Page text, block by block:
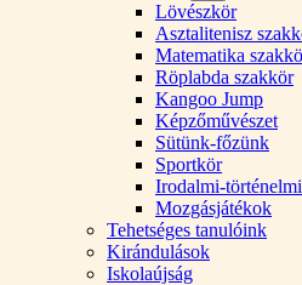
Lövészkör
Asztalitenisz
Matematika
Röplabda szakkör
Kangoo Jump
Képzőművészet
Sütünk-főzünk
Sportkör
Irodalmi-történelmi
Mozgásjátékok
Tehetséges tanulóink
Kirándulások
Iskolaújság